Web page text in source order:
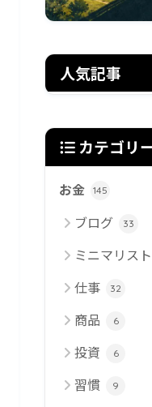
人気記事
カテゴリ
お金 145
ブログ 33
ミニマリスト
仕事 32
商品 6
投資 6
習慣 9